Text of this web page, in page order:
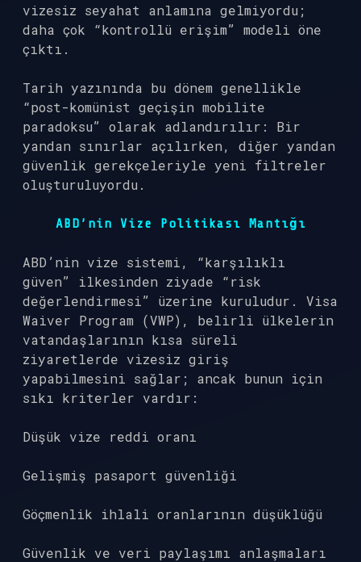
vizesiz seyahat anlamına gelmiyordu;
daha çok “kontrollü erişim” modeli öne
çıktı.
Tarih yazınında bu dönem genellikle
“post-komünist geçişin mobilite
paradoksu” olarak adlandırılır: Bir
yandan sınırlar açılırken, diğer yandan
güvenlik gerekçeleriyle yeni filtreler
oluşturuluyordu.
ABD’nin Vize Politikası Mantığı
ABD’nin vize sistemi, “karşılıklı
güven” ilkesinden ziyade “risk
değerlendirmesi” üzerine kuruludur. Visa
Waiver Program (VWP), belirli ülkelerin
vatandaşlarının kısa süreli
ziyaretlerde vizesiz giriş
yapabilmesini sağlar; ancak bunun için
sıkı kriterler vardır:
Düşük vize reddi oranı
Gelişmiş pasaport güvenliği
Göçmenlik ihlali oranlarının düşüklüğü
Güvenlik ve veri paylaşımı anlaşmaları